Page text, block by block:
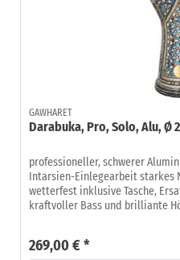
GAWHARET
Darabuka, Pro, Solo, Alu, Ø
professioneller, schwerer
Intarsien-Einlegearbeit starkes
wetterfest inklusive Tasche,
kraftvoller Bass und brilliante
269,00 € *